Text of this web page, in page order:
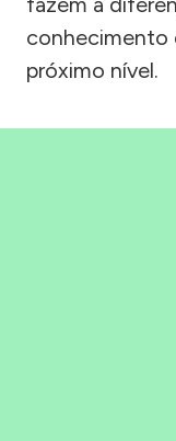
conhecimento
próximo nível.